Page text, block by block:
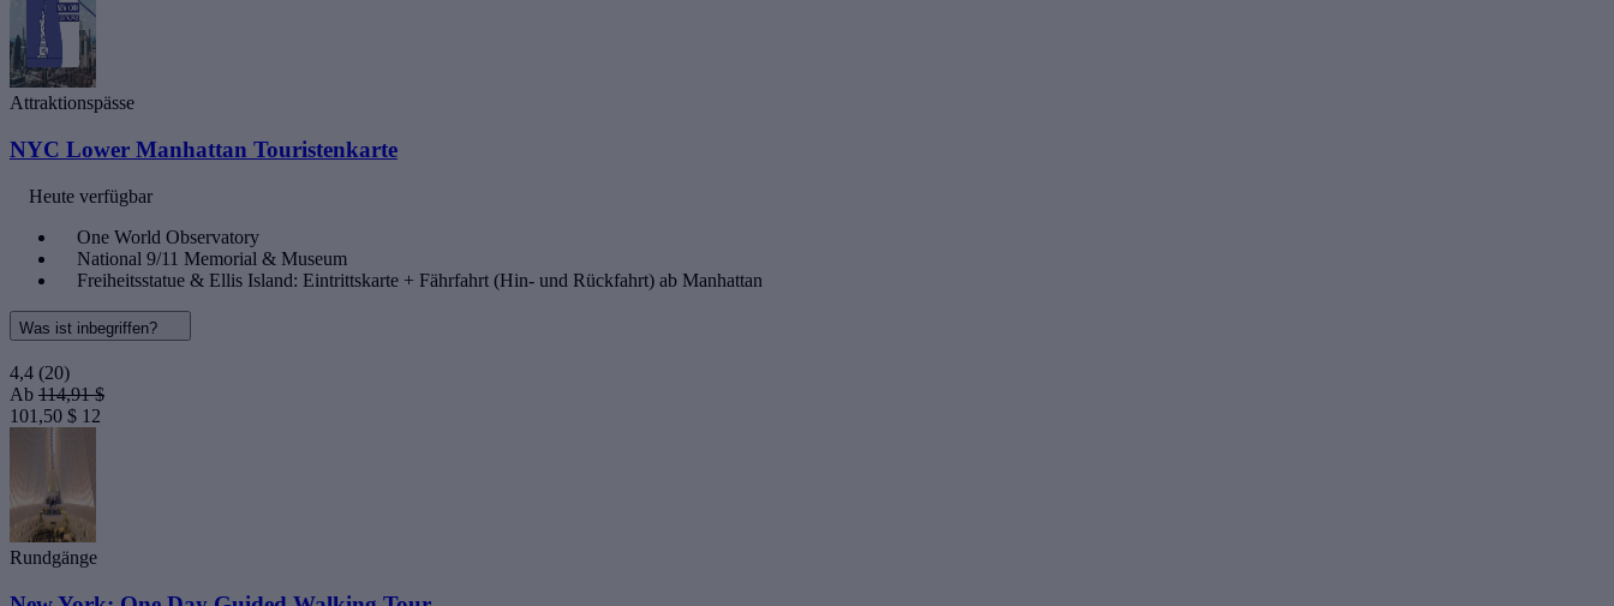
Attraktionspässe
NYC Lower Manhattan Touristenkarte
Heute verfügbar
One World Observatory
National 9/11 Memorial & Museum
Freiheitsstatue & Ellis Island: Eintrittskarte + Fährfahrt (Hin- und Rückfahrt) ab Manhattan
Was ist inbegriffen?
4,4 (20)
Ab 114,91 $
101,50 $ 12
Rundgänge